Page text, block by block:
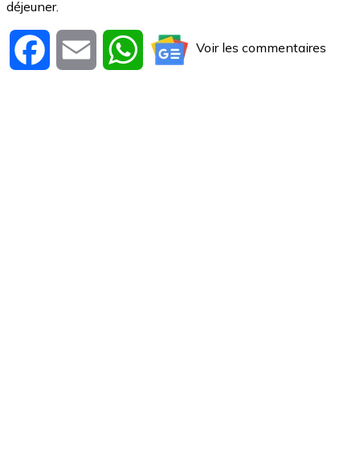
déjeuner.
Facebook Email WhatsAppVoir les commentaires